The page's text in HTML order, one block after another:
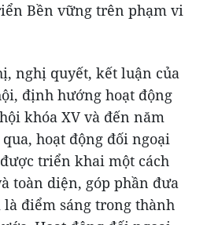
Bền vững trên phạm vi
nghị quyết, kết luận của
định hướng hoạt động
khóa XV và đến năm
hoạt động đối ngoại
triển khai một cách
toàn diện, góp phần đưa
điểm sáng trong thành